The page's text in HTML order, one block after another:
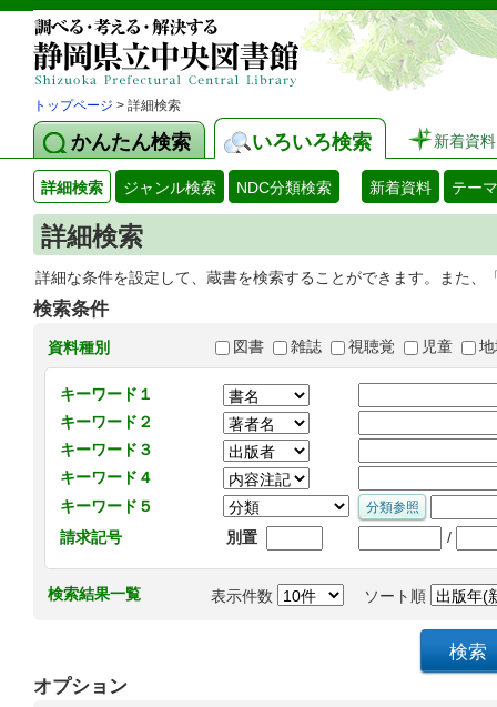
トップページ > 詳細検索
かんたん検索 いろいろ検索 新着資料
詳細検索 ジャンル検索 NDC分類検索 新着資料 テー
詳細検索
詳細な条件を設定して、蔵書を検索することができます。また
検索条件
資料種別 図書 雑誌 視聴覚 児童
キーワード１
キーワード２
キーワード３
キーワード４
キーワード５
請求記号
別置 /
検索結果一覧 表示件数 ソート順
オプション